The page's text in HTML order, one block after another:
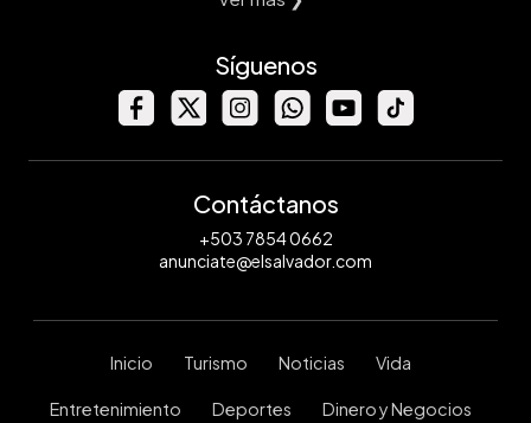
Síguenos
Contáctanos
+503 7854 0662
anunciate@elsalvador.com
Inicio Turismo Noticias Vida
Entretenimiento Deportes Dinero y Negocios